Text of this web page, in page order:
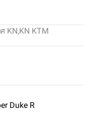
KN,KN KTM
Duke R